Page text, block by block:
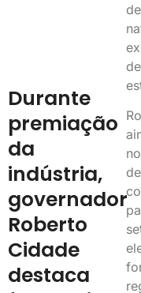
Durante
premiação
da
indústria,
governador
Roberto
Cidade
destaca